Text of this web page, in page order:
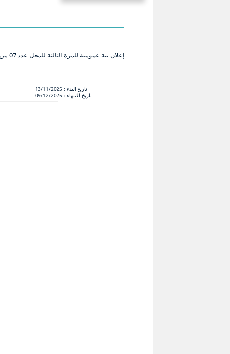
إعلان بتة عمومية للمرة الثالثة للمحل عدد 07 من تامحلت التجارية الكائنة بالسوق لأسبوعية الزريبة حمام
13/11/2025
: تاريخ البدء
09/12/2025
: تاريخ الانتهاء